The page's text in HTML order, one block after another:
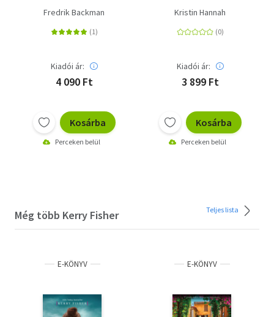
Fredrik Backman
Kiadói ár:
4 090 Ft
Kosárba
Perceken belül
Kristin Hannah
Kiadói ár:
3 899 Ft
Kosárba
Perceken belül
Még több Kerry Fisher Teljes lista
E-KÖNYV E-KÖNYV